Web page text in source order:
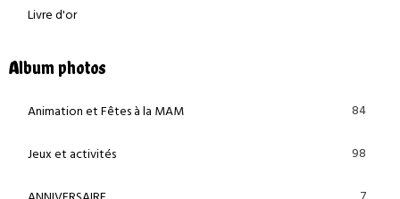
Livre d'or
Album photos
Animation et Fêtes à la MAM 84
Jeux et activités 98